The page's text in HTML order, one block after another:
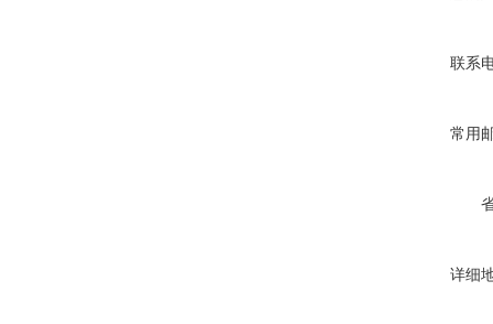
联系
常用
详细